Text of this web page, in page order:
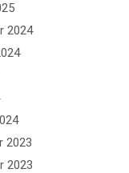
2024
2023
2023